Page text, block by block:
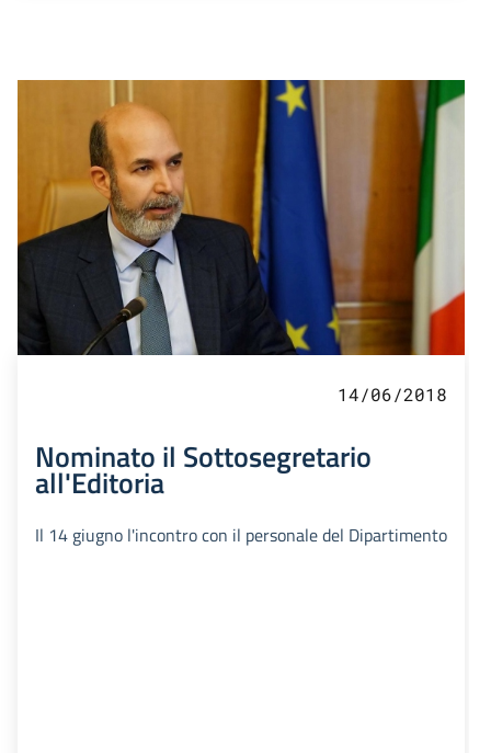
14/06/2018
Nominato il Sottosegretario
all'Editoria
Il 14 giugno l'incontro con il personale del Dipartimento